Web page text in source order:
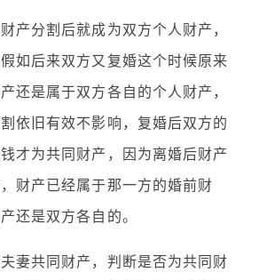
产分割后就成为双方个人财产，
如后来双方又复婚这个时候原来
还是属于双方各自的个人财产，
依旧有效不影响，复婚后双方的
才为共同财产，因为离婚后财产
财产已经属于那一方的婚前财
还是双方各自的。
妻共同财产，判断是否为共同财